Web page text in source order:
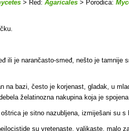
> Red: Agaricales > Porodica:
je narančasto-smeđ, nešto je tamnije
na bazi, često je korjenast, gladak, u
želatinozna nakupina koja je spojena
je sitno nazubljena, izmiješani su s
su vretenaste, valjkaste, malo